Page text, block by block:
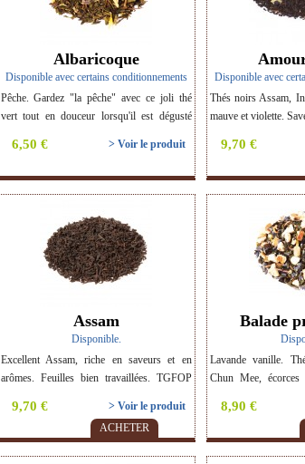
Albaricoque
Disponible avec certains conditionnements
Pêche. Gardez "la pêche" avec ce joli thé
vert tout en douceur lorsqu'il est dégusté
! Thé BIO.
6,50 € > Voir le produit
Disponible avec
Thés noirs Assam,
mauve et violette.
9,70 €
Assam
Disponible.
Excellent Assam, riche en saveurs et en
arômes. Feuilles bien travaillées. TGFOP
9,70 €
> Voir le produit
ACHETER
Balade
Lavande vanille.
Chun Mee,
BIO.
8,90 €